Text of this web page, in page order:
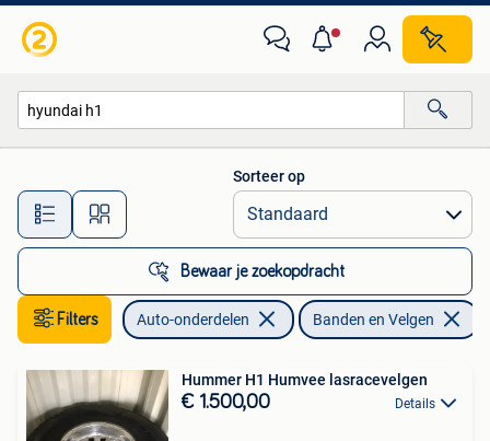
Alle afstanden…
Sorteer op
Bewaar je zoekopdracht
Filters Auto-onderdelen Banden en Velgen
Hummer H1 Humvee lasracevelgen
€ 1.500,00 Details